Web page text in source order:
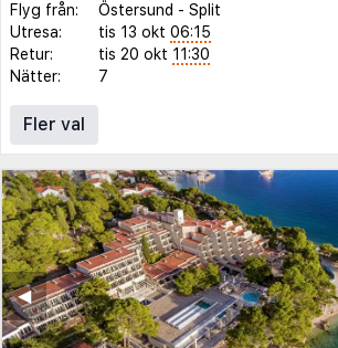
Flyg från: Östersund - Split
Utresa:
tis 13 okt 06:15
Retur:
tis 20 okt 11:30
Nätter:
7
Fler val
◀︎